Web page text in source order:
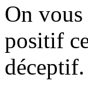
On
positif
déceptif.